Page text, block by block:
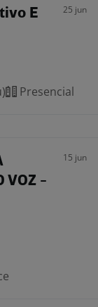
E
25 jun
Presencial
VOZ -
15 jun